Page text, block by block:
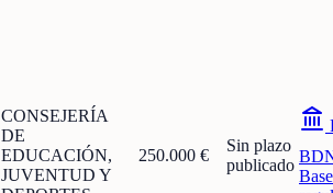
CONSEJERÍA
DE
EDUCACIÓN,
JUVENTUD Y
250.000 €
Sin plazo
publicado